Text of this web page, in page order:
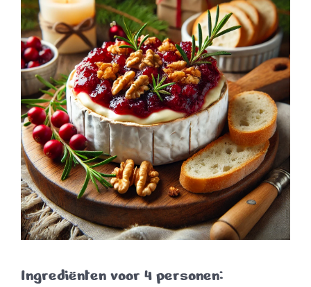
Ingrediënten voor 4 personen: